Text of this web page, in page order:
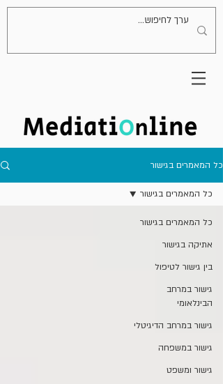
כל המאמרים בגישור
כל המאמרים בגישור
אתיקה בגישור
בין גישור לטיפול
גישור במרחב
הבינלאומי
גישור במרחב הדיגיטלי
גישור במשפחה
גישור ומשפט
כל המאמרים בגישור